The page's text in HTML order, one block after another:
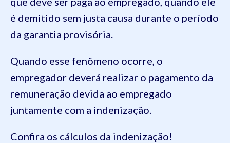
é demitido sem justa causa durante o período
da garantia provisória.
Quando esse fenômeno ocorre, o
empregador deverá realizar o pagamento da
remuneração devida ao empregado
juntamente com a indenização.
Confira os cálculos da indenização!